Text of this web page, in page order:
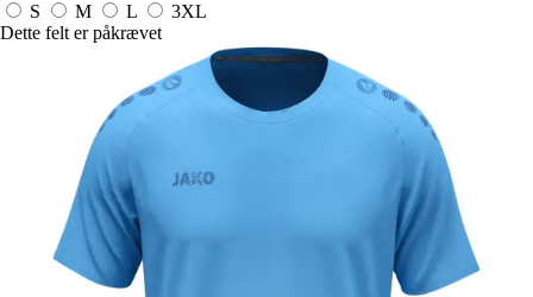
S M L
3XL
Dette felt er påkrævet